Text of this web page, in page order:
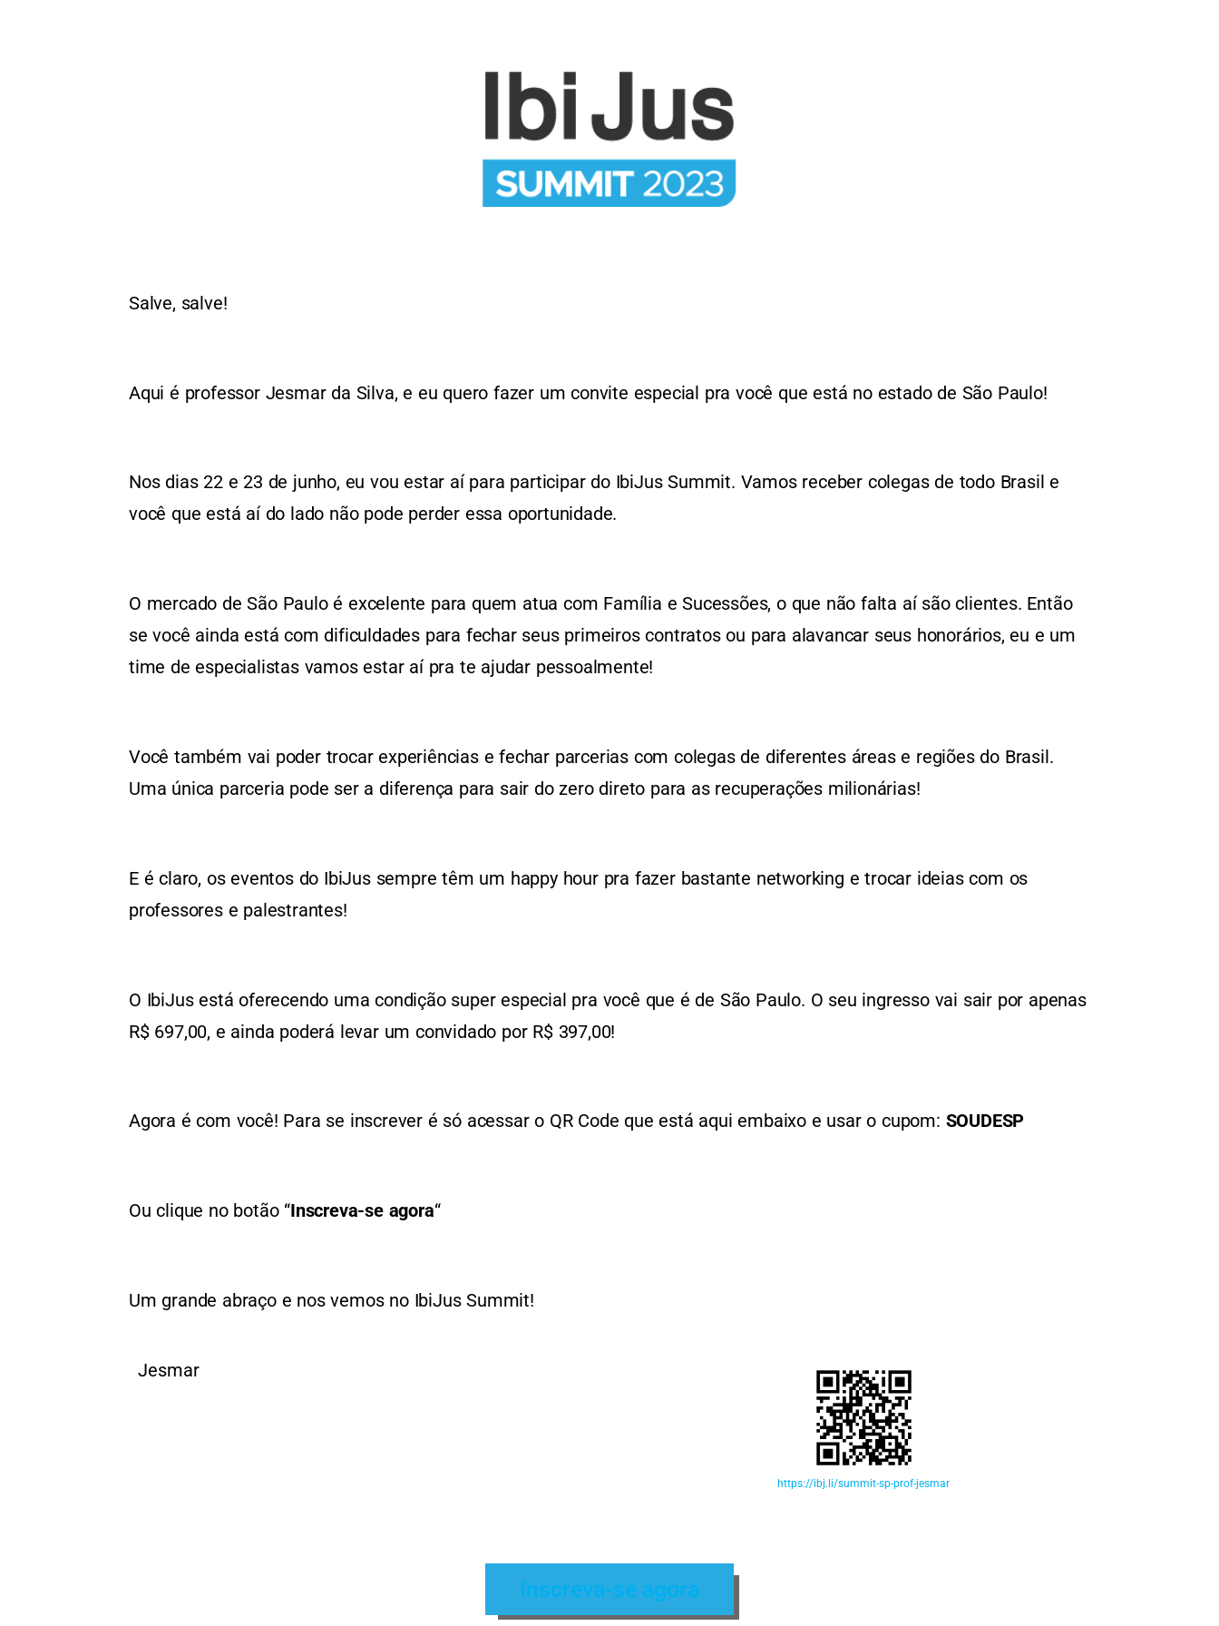
Salve, salve!
Aqui é professor Jesmar da Silva, e eu quero fazer um convite especial pra você que está no estado de São Paulo!
Nos dias 22 e 23 de junho, eu vou estar aí para participar do IbiJus Summit. Vamos receber colegas de todo Brasil e
você que está aí do lado não pode perder essa oportunidade.
O mercado de São Paulo é excelente para quem atua com Família e Sucessões, o que não falta aí são clientes. Então
se você ainda está com dificuldades para fechar seus primeiros contratos ou para alavancar seus honorários, eu e um
time de especialistas vamos estar aí pra te ajudar pessoalmente!
Você também vai poder trocar experiências e fechar parcerias com colegas de diferentes áreas e regiões do Brasil.
Uma única parceria pode ser a diferença para sair do zero direto para as recuperações milionárias!
E é claro, os eventos do IbiJus sempre têm um happy hour pra fazer bastante networking e trocar ideias com os
professores e palestrantes!
O IbiJus está oferecendo uma condição super especial pra você que é de São Paulo. O seu ingresso vai sair por apenas
R$ 697,00, e ainda poderá levar um convidado por R$ 397,00!
Agora é com você! Para se inscrever é só acessar o QR Code que está aqui embaixo e usar o cupom: SOUDESP
Ou clique no botão “Inscreva-se agora“
Um grande abraço e nos vemos no IbiJus Summit!
Jesmar
https://ibj.li/summit-sp-prof-jesmar
Inscreva-se agora